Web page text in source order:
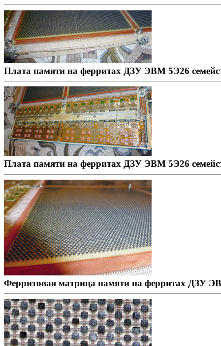
Плата памяти на ферритах ДЗУ ЭВМ 5Э26
Плата памяти на ферритах ДЗУ ЭВМ 5Э26
Ферритовая матрица памяти на ферритах ДЗУ